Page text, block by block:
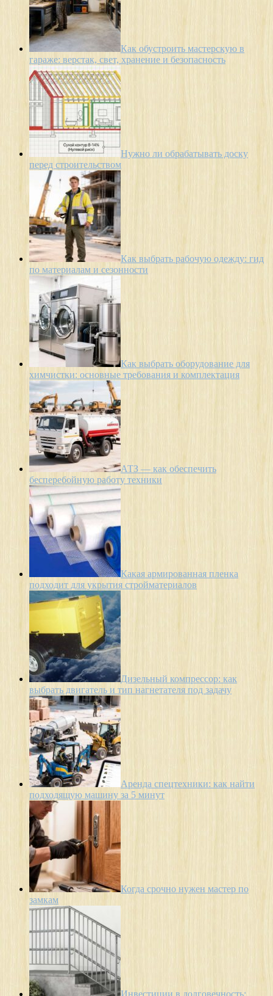
Как обустроить мастерскую в
гараже: верстак, свет, хранение и безопасность
Нужно ли обрабатывать доску
перед строительством
Как выбрать рабочую одежду: гид
по материалам и сезонности
Как выбрать оборудование для
химчистки: основные требования и комплектация
АТЗ — как обеспечить
бесперебойную работу техники
Какая армированная пленка
подходит для укрытия стройматериалов
Дизельный компрессор: как
выбрать двигатель и тип нагнетателя под задачу
Аренда спецтехники: как найти
подходящую машину за 5 минут
Когда срочно нужен мастер по
замкам